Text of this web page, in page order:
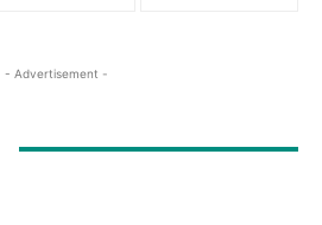
- Advertisement -